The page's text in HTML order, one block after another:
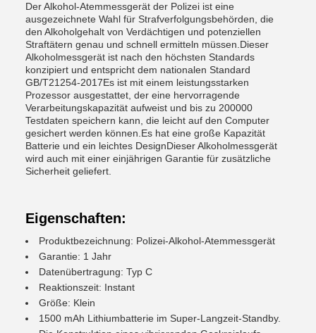
Der Alkohol-Atemmessgerät der Polizei ist eine
ausgezeichnete Wahl für Strafverfolgungsbehörden, die
den Alkoholgehalt von Verdächtigen und potenziellen
Straftätern genau und schnell ermitteln müssen.Dieser
Alkoholmessgerät ist nach den höchsten Standards
konzipiert und entspricht dem nationalen Standard
GB/T21254-2017Es ist mit einem leistungsstarken
Prozessor ausgestattet, der eine hervorragende
Verarbeitungskapazität aufweist und bis zu 200000
Testdaten speichern kann, die leicht auf den Computer
gesichert werden können.Es hat eine große Kapazität
Batterie und ein leichtes DesignDieser Alkoholmessgerät
wird auch mit einer einjährigen Garantie für zusätzliche
Sicherheit geliefert.
Eigenschaften:
Produktbezeichnung: Polizei-Alkohol-Atemmessgerät
Garantie: 1 Jahr
Datenübertragung: Typ C
Reaktionszeit: Instant
Größe: Klein
1500 mAh Lithiumbatterie im Super-Langzeit-Standby.